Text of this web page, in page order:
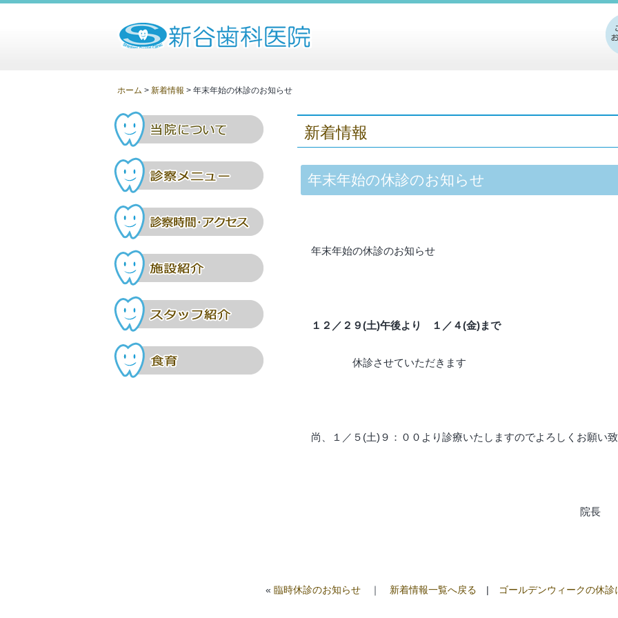
ホーム > 新着情報 > 年末年始の休診のお知らせ
当院の理念
診察メニュー
新着情報
年末年始の休診のお知らせ
年末年始の休診のお知らせ
１２／２９(土)午後より １／４(金)まで
休診させていただきます
尚、１／５(土)９：００より診療いたしますのでよろしくお願い致
院長
« 臨時休診のお知らせ ｜ 新着情報一覧へ戻る | ゴールデンウィークの休診